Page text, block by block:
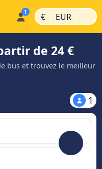
€ | EUR |
de 24 €
bus et trouvez le meilleur
1